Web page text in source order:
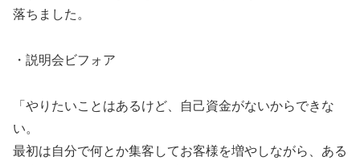
落ちました。
・説明会ビフォア
「やりたいことはあるけど、自己資金がないからできな
い。
最初は自分で何とか集客してお客様を増やしながら、ある